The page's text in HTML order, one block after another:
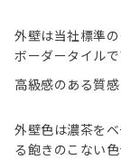
構造・防
外壁は当社標準
ボーダータイル
高級感のある質感
外壁色は濃茶を
る飽きのこない色